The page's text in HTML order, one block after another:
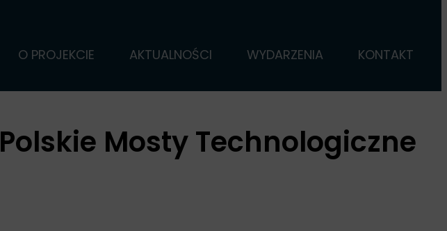
O PROJEKCIE AKTUALNOŚCI WYDARZENIA KONTAKT
Polskie Mosty Technologiczne